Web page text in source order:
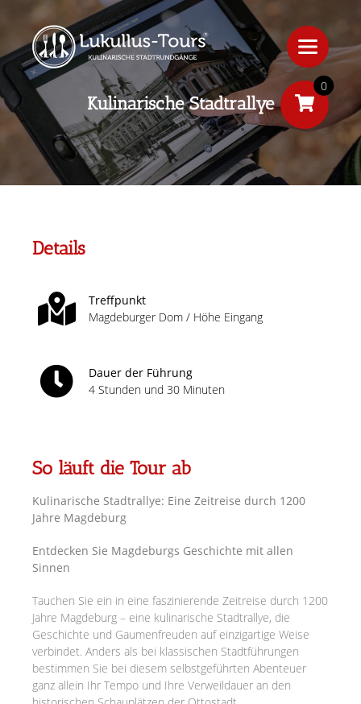
Kulinarische Stadtrallye
Details
Treffpunkt
Magdeburger Dom / Höhe Eingang
Dauer der Führung
4 Stunden und 30 Minuten
So läuft die Tour ab
Kulinarische Stadtrallye: Eine Zeitreise durch 1200
Jahre Magdeburg
Entdecken Sie Magdeburgs Geschichte mit allen
Sinnen
Tauchen Sie ein in eine faszinierende Zeitreise durch 1200
Jahre Magdeburg – eine kulinarische Stadtrallye, die
Geschichte und Gaumenfreuden auf einzigartige Weise
verbindet. Anders als bei klassischen Stadtführungen
bestimmen Sie bei diesem selbstgeführten Abenteuer
ganz allein Ihr Tempo und Ihre Verweildauer an den
0